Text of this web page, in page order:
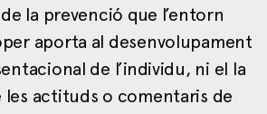
la prevenció que l’entorn
aporta al desenvolupament
de l’individu, ni el la
actituds o comentaris de